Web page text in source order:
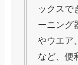
ックスで
ーニング
やウエア
など、便